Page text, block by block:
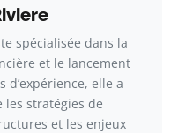
spécialisée dans la
et le lancement
d’expérience, elle a
les stratégies de
et les enjeux